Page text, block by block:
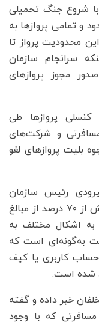
با شروع جنگ تحمیلی
مسدود و تمامی پروازها به
محدودیت پرواز تا
سرانجام سازمان
مجوز پروازهای
کنسلی پروازها طی
و شرکت‌های
بلیت پروازهای لغو
رئیس سازمان
هواپیمایی کشوری - از بازگشت وجوه بیش از ۷۰ درصد از مبالغ
به اشکال مختلف به
به‌گونه‌ای است که
کاربری یا کیف
شده است.
خبر داده و گفته
که با وجود